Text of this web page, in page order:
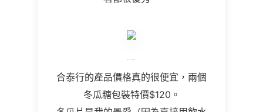
合泰行的產品價格真的很便宜，兩個
冬瓜糖包裝特價$120。